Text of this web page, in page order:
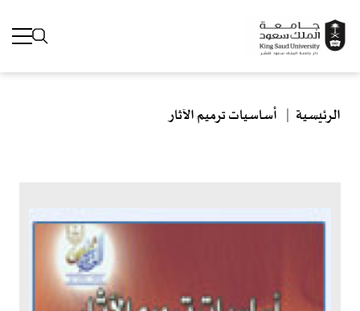
تجاوز إلى المحتوى الرئيسي
مسار التنقل
الرئيسية أساسيات ترميم الآثار